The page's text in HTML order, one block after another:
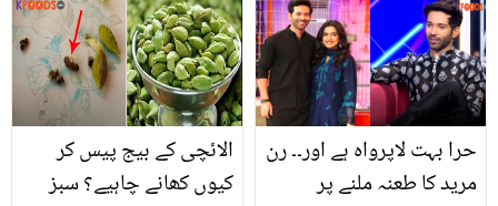
کو دوسروں سے منفرد کرتی
ہیں
مرتبہ ٹی وی پر آئے تو
مشکل حالات میں کیسے
کام کیا جو آج بھی لوگ
انہیں نہیں بھولتے؟
الائچی کے بیج پیس کر
کیوں کھانے چاہیے؟ سبز
حرا بہت لاپرواہ ہے اور۔۔ رن
مرید کا طعنہ ملنے پر